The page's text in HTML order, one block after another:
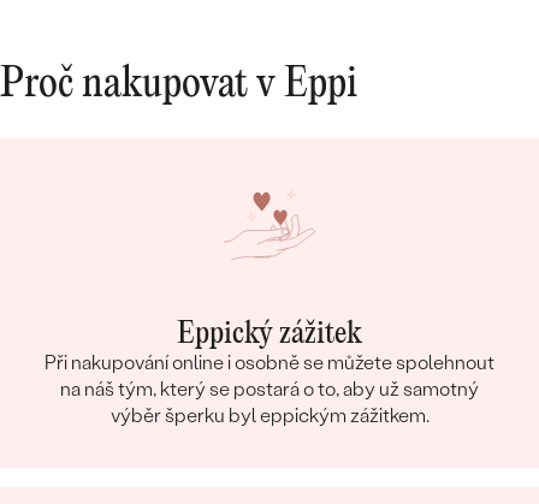
Proč nakupovat v Eppi
Eppický zážitek
Při nakupování online i osobně se můžete spolehnout
na náš tým, který se postará o to, aby už samotný
výběr šperku byl eppickým zážitkem.